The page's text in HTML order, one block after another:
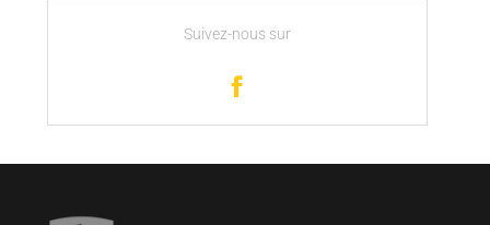
Suivez-nous sur